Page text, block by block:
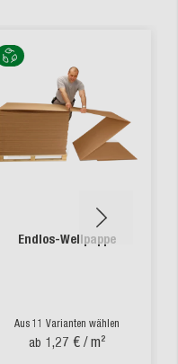
Endlos-Wellpappe
Aus 11 Varianten wählen
ab 1,27 € / m²